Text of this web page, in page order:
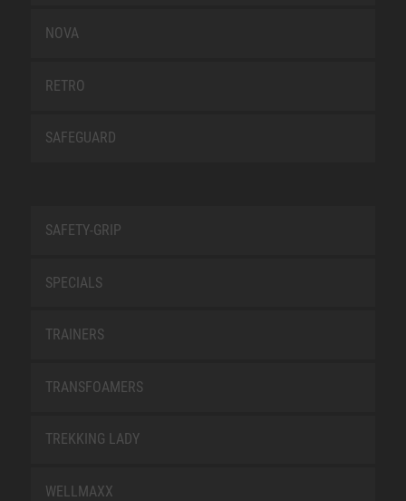
NOVA
RETRO
SAFEGUARD
SAFETY-GRIP
SPECIALS
TRAINERS
TRANSFOAMERS
TREKKING LADY
WELLMAXX